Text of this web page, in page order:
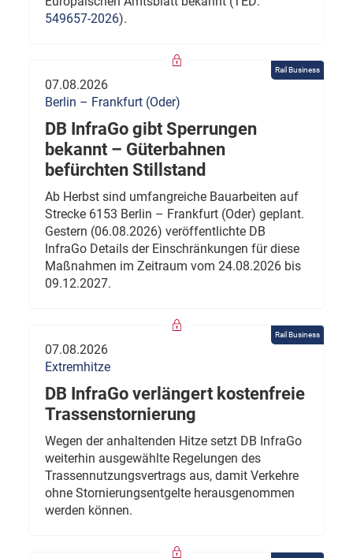
549657-2026).
Rail Business
07.08.2026
Berlin – Frankfurt (Oder)
DB InfraGo gibt Sperrungen
bekannt – Güterbahnen
befürchten Stillstand
Ab Herbst sind umfangreiche Bauarbeiten auf
Strecke 6153 Berlin – Frankfurt (Oder) geplant.
Gestern (06.08.2026) veröffentlichte DB
InfraGo Details der Einschränkungen für diese
Maßnahmen im Zeitraum vom 24.08.2026 bis
09.12.2027.
Rail Business
07.08.2026
Extremhitze
DB InfraGo verlängert kostenfreie
Trassenstornierung
Wegen der anhaltenden Hitze setzt DB InfraGo
weiterhin ausgewählte Regelungen des
Trassennutzungsvertrags aus, damit Verkehre
ohne Stornierungsentgelte herausgenommen
werden können.